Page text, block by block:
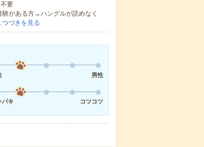
要
験がある方→ハングルが読めなく
つづきを見る
男性
パキ
コツコツ